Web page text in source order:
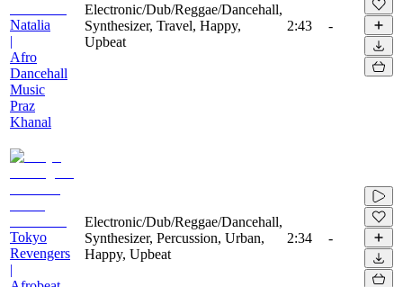
Natalia
|
Afro
Dancehall
Music
Praz
Khanal
Electronic/Dub/Reggae/Dancehall,
Synthesizer, Travel, Happy,
Upbeat
2:43 -
Tokyo
Revengers
|
Electronic/Dub/Reggae/Dancehall,
Synthesizer, Percussion, Urban,
Happy, Upbeat
2:34 -